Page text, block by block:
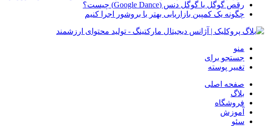
رقص گوگل یا گوگل دنس (Google Dance) چیست؟
چگونه یک کمپین بازاریابی بهتر با بروشور اجرا کنیم
منو
جستجو برای
تغییر پوسته
صفحه اصلی
بلاگ
فروشگاه
آموزش
سئو